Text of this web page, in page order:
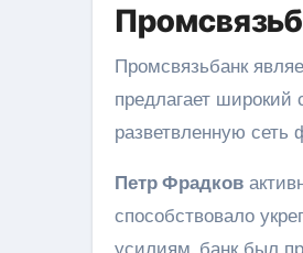
Промсвязьбанк
предлагает широкий
разветвленную сеть
Петр Фрадков
способствовало
усилиям, банк был